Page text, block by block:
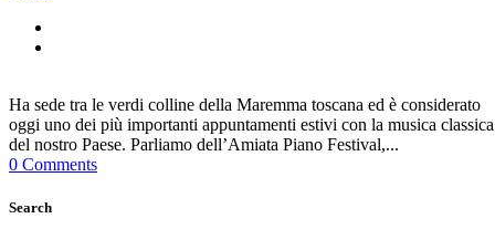
Ha sede tra le verdi colline della Maremma toscana ed è considerato
oggi uno dei più importanti appuntamenti estivi con la musica classica
del nostro Paese. Parliamo dell’Amiata Piano Festival,...
0 Comments
Search